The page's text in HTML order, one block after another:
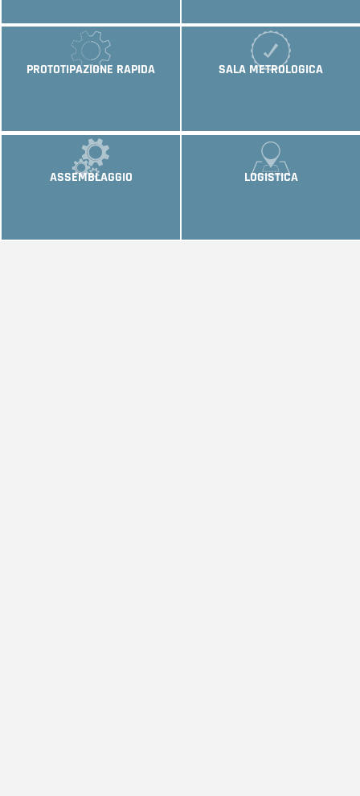
PROTOTIPAZIONE RAPIDA SALA METROLOGICA
ASSEMBLAGGIO LOGISTICA